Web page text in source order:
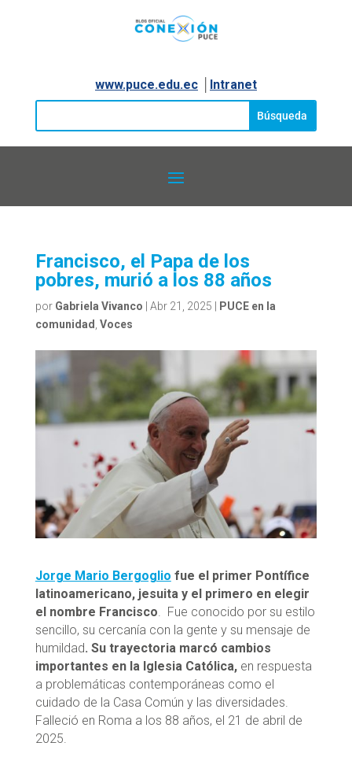
www.puce.edu.ec│ Intranet
Francisco, el Papa de los
pobres, murió a los 88 años
por Gabriela Vivanco Abr 21, 2025
PUCE en la
comunidad , Voces
Jorge Mario Bergoglio fue el primer Pontífice
latinoamericano, jesuita y el primero en elegir
el nombre Francisco. Fue conocido por su estilo
sencillo, su cercanía con la gente y su mensaje de
humildad. Su trayectoria marcó cambios
importantes en la Iglesia Católica,en respuesta
a problemáticas contemporáneas como el
cuidado de la Casa Común y las diversidades.
Falleció en Roma a los 88 años, el 21 de abril de
2025.